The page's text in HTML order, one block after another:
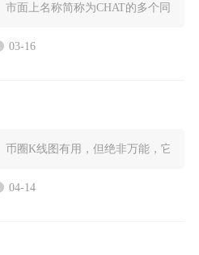
市面上名称简称为CHAT的多个同名
03-16
币圈K线图有用，但绝非万能，它是
04-14